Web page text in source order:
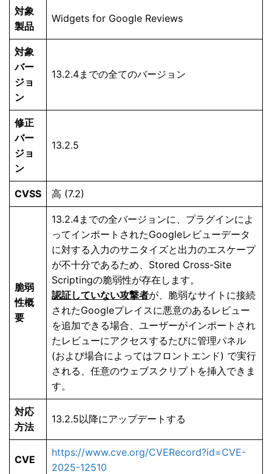
対象
製品
Widgets for Google Reviews
対象
バー
ジョ
ン
13.2.4までの全てのバージョン
修正
バー
ジョ
ン
13.2.5
CVSS 高 (7.2)
脆弱
性概
要
13.2.4までの全バージョンに、プラグインによ
ってインポートされたGoogleレビューデータ
に対する入力のサニタイズと出力のエスケープ
が不十分であるため、Stored Cross-Site
Scriptingの脆弱性が存在します。
認証していない攻撃者が、脆弱なサイトに接続
されたGoogleプレイスに悪意のあるレビュー
を追加できる場合、ユーザーがインポートされ
たレビューにアクセスするたびに管理パネル
(および場合によってはフロントエンド) で実行
される、任意のウェブスクリプトを挿入できま
す。
対応
方法
13.2.5以降にアップデートする
CVE
https://www.cve.org/CVERecord?id=CVE-
2025-12510